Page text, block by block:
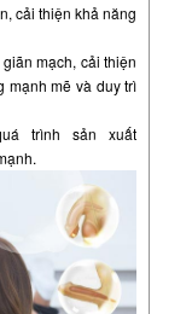
cải thiện khả năng
mạch, cải thiện
mạnh mẽ và duy trì
trình sản xuất